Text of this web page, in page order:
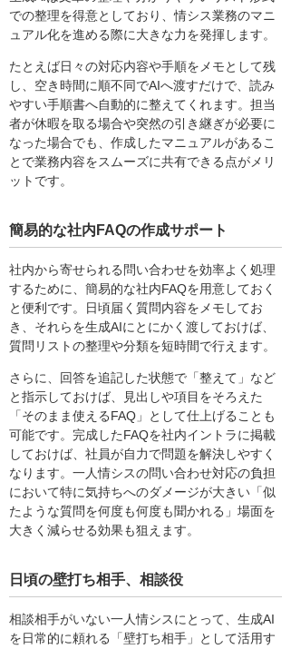
での整理を得意としており、情シス業務のマニ
ュアル化を進める際に大きな力を発揮します。
たとえば日々の対応内容や手順をメモとして残
し、空き時間に順不同でAIへ渡すだけで、読み
やすい手順書へ自動的に整えてくれます。担当
者が休暇を取る場合や突然の引き継ぎが必要に
なった場合でも、作成したマニュアルがあるこ
とで業務内容をスムーズに共有できる点がメリ
ットです。
簡易的な社内FAQの作成サポート
社内から寄せられる問い合わせを効率よく処理
するために、簡易的な社内FAQを用意しておく
と便利です。日頃届く質問内容をメモしてお
き、それらを生成AIにとにかく渡しておけば、
質問リストの整理や分類を短時間で行えます。
さらに、回答を追記した状態で「整えて」など
と指示しておけば、見出しや項目をそろえた
「そのまま使えるFAQ」として仕上げることも
可能です。完成したFAQを社内イントラに掲載
しておけば、社員が自力で問題を解決しやすく
なります。一人情シスの問い合わせ対応の負担
において特に気持ちへのダメージが大きい「似
たような質問を何度も何度も聞かれる」場面を
大きく減らせる効果も狙えます。
日頃の壁打ち相手、相談役
相談相手がいない一人情シスにとって、生成AI
を日常的に頼れる「壁打ち相手」として活用す